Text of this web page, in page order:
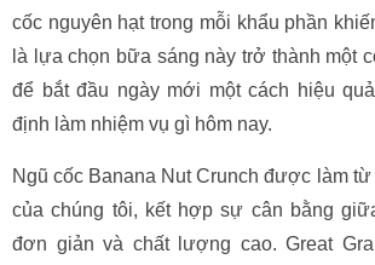
cốc nguyên hạt trong mỗi khẩu phần
là lựa chọn bữa sáng này trở thành một
để bắt đầu ngày mới một cách hiệu
định làm nhiệm vụ gì hôm nay.
Ngũ cốc Banana Nut Crunch được làm
của chúng tôi, kết hợp sự cân bằng
đơn giản và chất lượng cao. Great